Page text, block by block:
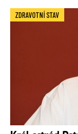
ZDRAVOTNÍ STAV